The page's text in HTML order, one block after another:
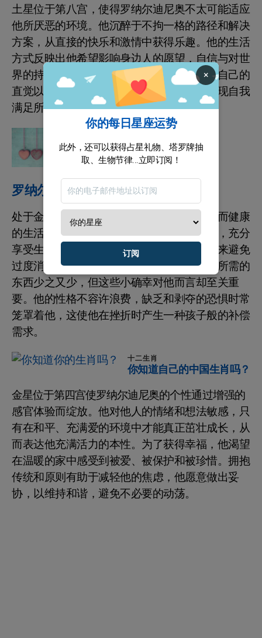
土星位于第八宫，使得罗纳尔迪尼奥不太可能适应
他所厌恶的环境。他沉醉于不拘一格的路径和解决
方案，从直接的快乐和激情中获得乐趣。他的生活
方式反映出他希望影响身边人的愿望，自信与对世
界的持续怀疑之间保持平衡，同时不断磨练自己的
直觉以抓住机会。他清楚自己的优势以及实现自我
满足所需的条件。
你下个月的星座运程
罗纳尔迪尼奥如何平衡爱情与生活？
处于金牛座的金星让罗纳尔迪尼奥享受简单而健康
的生活乐趣。他追求舒适环境中的宁静生活，充分
享受生活的点滴。他热爱奢侈，但依靠理智来避免
过度消费。对罗纳尔迪尼奥来说，寻找幸福所需的
东西少之又少，但这些小确幸对他而言却至关重
要。他的性格不容许浪费，缺乏和剥夺的恐惧时常
笼罩着他，这使他在挫折时产生一种孩子般的补偿
需求。
十二生肖
你知道自己的中国生肖吗？
金星位于第四宫使罗纳尔迪尼奥的个性通过增强的
感官体验而绽放。他对他人的情绪和想法敏感，只
有在和平、充满爱的环境中才能真正茁壮成长，从
而表达他充满活力的本性。为了获得幸福，他渴望
在温暖的家中感受到被爱、被保护和被珍惜。拥抱
传统和原则有助于减轻他的焦虑，他愿意做出妥
协，以维持和谐，避免不必要的动荡。
×
你的每日星座运势
此外，还可以获得占星礼物、塔罗牌抽
取、生物节律...立即订阅！
订阅